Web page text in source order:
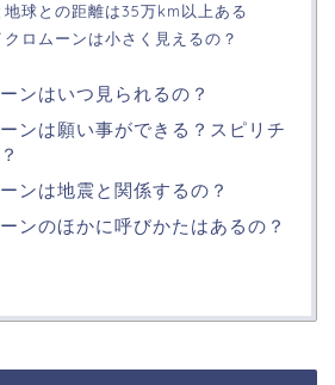
地球との距離は35万km以上ある
クロムーンは小さく見えるの？
ンはいつ見られるの？
ンは願い事ができる？スピリチ
ンは地震と関係するの？
ンのほかに呼びかたはあるの？